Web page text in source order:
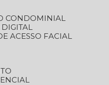
CONDOMINIAL
DIGITAL
ACESSO FACIAL